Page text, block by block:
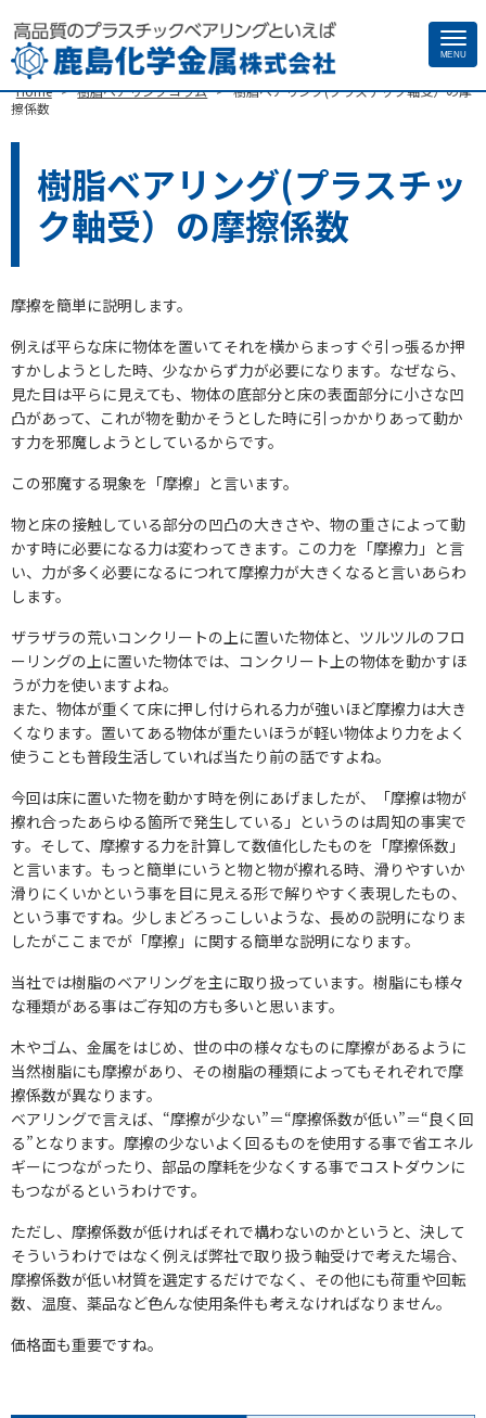
MENU
Home > 樹脂ベアリングコラム > 樹脂ベアリング(プラスチック軸受）の摩
擦係数
樹脂ベアリング(プラスチッ
ク軸受）の摩擦係数
摩擦を簡単に説明します。
例えば平らな床に物体を置いてそれを横からまっすぐ引っ張るか押
すかしようとした時、少なからず力が必要になります。なぜなら、
見た目は平らに見えても、物体の底部分と床の表面部分に小さな凹
凸があって、これが物を動かそうとした時に引っかかりあって動か
す力を邪魔しようとしているからです。
この邪魔する現象を「摩擦」と言います。
物と床の接触している部分の凹凸の大きさや、物の重さによって動
かす時に必要になる力は変わってきます。この力を「摩擦力」と言
い、力が多く必要になるにつれて摩擦力が大きくなると言いあらわ
します。
ザラザラの荒いコンクリートの上に置いた物体と、ツルツルのフロ
ーリングの上に置いた物体では、コンクリート上の物体を動かすほ
うが力を使いますよね。
また、物体が重くて床に押し付けられる力が強いほど摩擦力は大き
くなります。置いてある物体が重たいほうが軽い物体より力をよく
使うことも普段生活していれば当たり前の話ですよね。
今回は床に置いた物を動かす時を例にあげましたが、「摩擦は物が
擦れ合ったあらゆる箇所で発生している」というのは周知の事実で
す。そして、摩擦する力を計算して数値化したものを「摩擦係数」
と言います。もっと簡単にいうと物と物が擦れる時、滑りやすいか
滑りにくいかという事を目に見える形で解りやすく表現したもの、
という事ですね。少しまどろっこしいような、長めの説明になりま
したがここまでが「摩擦」に関する簡単な説明になります。
当社では樹脂のベアリングを主に取り扱っています。樹脂にも様々
な種類がある事はご存知の方も多いと思います。
木やゴム、金属をはじめ、世の中の様々なものに摩擦があるように
当然樹脂にも摩擦があり、その樹脂の種類によってもそれぞれで摩
擦係数が異なります。
ベアリングで言えば、“摩擦が少ない”＝“摩擦係数が低い”＝“良く回
る”となります。摩擦の少ないよく回るものを使用する事で省エネル
ギーにつながったり、部品の摩耗を少なくする事でコストダウンに
もつながるというわけです。
ただし、摩擦係数が低ければそれで構わないのかというと、決して
そういうわけではなく例えば弊社で取り扱う軸受けで考えた場合、
摩擦係数が低い材質を選定するだけでなく、その他にも荷重や回転
数、温度、薬品など色んな使用条件も考えなければなりません。
価格面も重要ですね。
Site
Footer